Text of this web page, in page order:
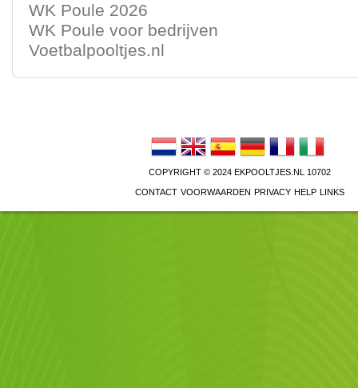
WK Poule 2026
WK Poule voor bedrijven
Voetbalpooltjes.nl
COPYRIGHT © 2024 EKPOOLTJES.NL 10702
CONTACT VOORWAARDEN PRIVACY HELP LINKS